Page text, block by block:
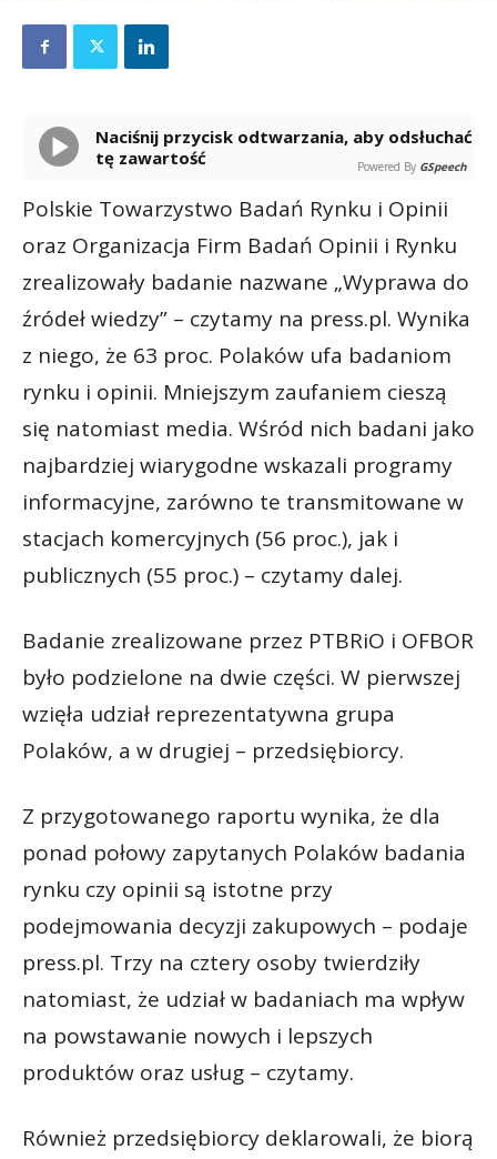
Naciśnij przycisk odtwarzania, aby odsłuchać
tę zawartość
Powered By GSpeech
Polskie Towarzystwo Badań Rynku i Opinii
oraz Organizacja Firm Badań Opinii i Rynku
zrealizowały badanie nazwane „Wyprawa do
źródeł wiedzy” – czytamy na press.pl. Wynika
z niego, że 63 proc. Polaków ufa badaniom
rynku i opinii. Mniejszym zaufaniem cieszą
się natomiast media. Wśród nich badani jako
najbardziej wiarygodne wskazali programy
informacyjne, zarówno te transmitowane w
stacjach komercyjnych (56 proc.), jak i
publicznych (55 proc.) – czytamy dalej.
Badanie zrealizowane przez PTBRiO i OFBOR
było podzielone na dwie części. W pierwszej
wzięła udział reprezentatywna grupa
Polaków, a w drugiej – przedsiębiorcy.
Z przygotowanego raportu wynika, że dla
ponad połowy zapytanych Polaków badania
rynku czy opinii są istotne przy
podejmowania decyzji zakupowych – podaje
press.pl. Trzy na cztery osoby twierdziły
natomiast, że udział w badaniach ma wpływ
na powstawanie nowych i lepszych
produktów oraz usług – czytamy.
Również przedsiębiorcy deklarowali, że biorą